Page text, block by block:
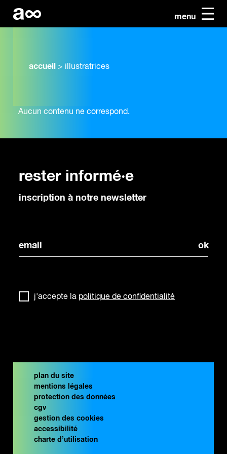
menu
accueil > illustratrices
Aucun contenu ne correspond.
rester informé·e
inscription à notre newsletter
j'accepte la politique de confidentialité
plan du site
mentions légales
protection des données
cgv
gestion des cookies
accessibilité
charte d’utilisation